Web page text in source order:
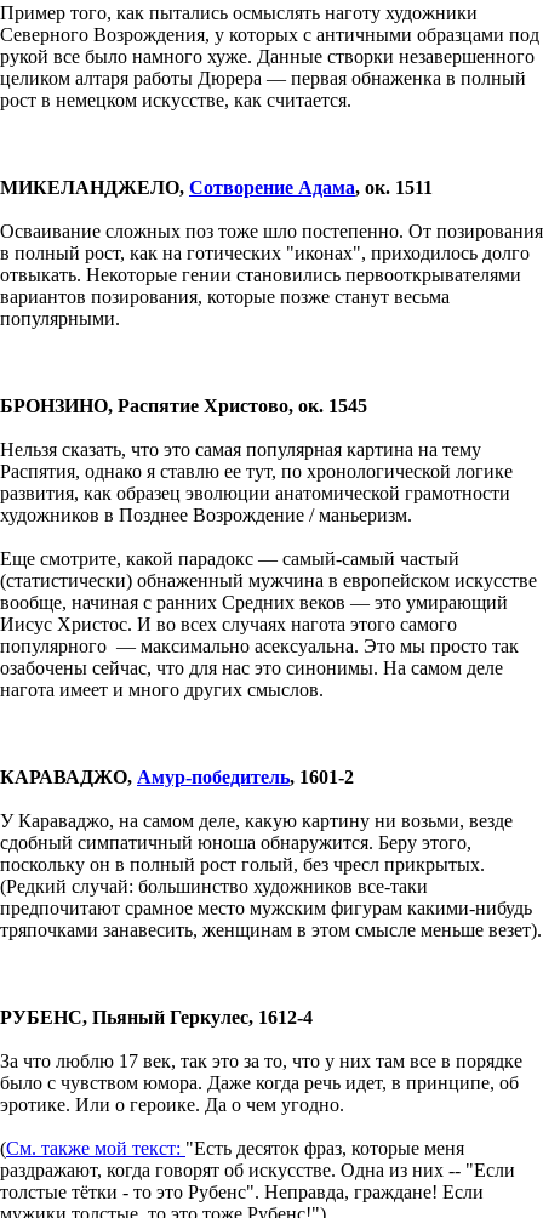
Пример того, как пытались осмыслять наготу художники
Северного Возрождения, у которых с античными образцами под
рукой все было намного хуже. Данные створки незавершенного
целиком алтаря работы Дюрера — первая обнаженка в полный
рост в немецком искусстве, как считается.
МИКЕЛАНДЖЕЛО, Сотворение Адама, ок. 1511
Осваивание сложных поз тоже шло постепенно. От позирования
в полный рост, как на готических "иконах", приходилось долго
отвыкать. Некоторые гении становились первооткрывателями
вариантов позирования, которые позже станут весьма
популярными.
БРОНЗИНО, Распятие Христово, ок. 1545
Нельзя сказать, что это самая популярная картина на тему
Распятия, однако я ставлю ее тут, по хронологической логике
развития, как образец эволюции анатомической грамотности
художников в Позднее Возрождение / маньеризм.
Еще смотрите, какой парадокс — самый-самый частый
(статистически) обнаженный мужчина в европейском искусстве
вообще, начиная с ранних Средних веков — это умирающий
Иисус Христос. И во всех случаях нагота этого самого
популярного — максимально асексуальна. Это мы просто так
озабочены сейчас, что для нас это синонимы. На самом деле
нагота имеет и много других смыслов.
КАРАВАДЖО, Амур-победитель, 1601-2
У Караваджо, на самом деле, какую картину ни возьми, везде
сдобный симпатичный юноша обнаружится. Беру этого,
поскольку он в полный рост голый, без чресл прикрытых.
(Редкий случай: большинство художников все-таки
предпочитают срамное место мужским фигурам какими-нибудь
тряпочками занавесить, женщинам в этом смысле меньше везет).
РУБЕНС, Пьяный Геркулес, 1612-4
За что люблю 17 век, так это за то, что у них там все в порядке
было с чувством юмора. Даже когда речь идет, в принципе, об
эротике. Или о героике. Да о чем угодно.
(См. также мой текст: "Есть десяток фраз, которые меня
раздражают, когда говорят об искусстве. Одна из них -- "Если
толстые тётки - то это Рубенс". Неправда, граждане! Если
мужики толстые, то это тоже Рубенс!")